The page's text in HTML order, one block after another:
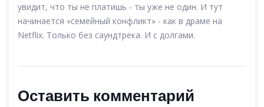
увидит, что ты не платишь - ты уже не один. И тут
начинается «семейный конфликт» - как в драме на
Netflix. Только без саундтрека. И с долгами.
Оставить комментарий